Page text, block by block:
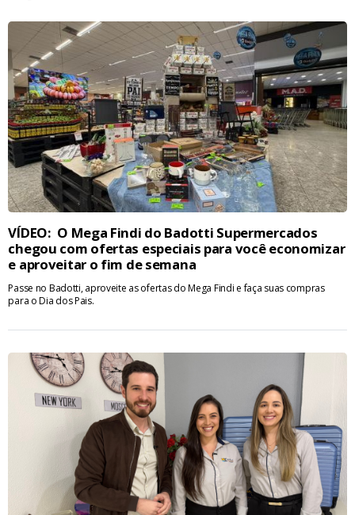
VÍDEO: O Mega Findi do Badotti Supermercados
chegou com ofertas especiais para você economizar
e aproveitar o fim de semana
Passe no Badotti, aproveite as ofertas do Mega Findi e faça suas compras
para o Dia dos Pais.